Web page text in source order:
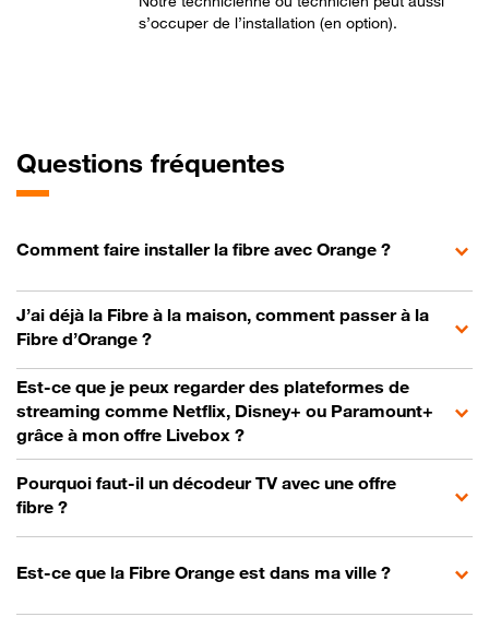
s’occuper de l’installation (en option).
Questions fréquentes
Comment faire installer la fibre avec Orange ?
J’ai déjà la Fibre à la maison, comment passer à la
Fibre d’Orange ?
Est-ce que je peux regarder des plateformes de
streaming comme Netflix, Disney+ ou Paramount+
grâce à mon offre Livebox ?
Pourquoi faut-il un décodeur TV avec une offre
fibre ?
Est-ce que la Fibre Orange est dans ma ville ?